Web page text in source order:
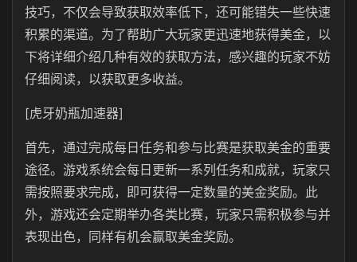
技巧，不仅会导致获取效率低下，还可能错失一些快速
积累的渠道。为了帮助广大玩家更迅速地获得美金，以
下将详细介绍几种有效的获取方法，感兴趣的玩家不妨
仔细阅读，以获取更多收益。
[虎牙奶瓶加速器]
首先，通过完成每日任务和参与比赛是获取美金的重要
途径。游戏系统会每日更新一系列任务和成就，玩家只
需按照要求完成，即可获得一定数量的美金奖励。此
外，游戏还会定期举办各类比赛，玩家只需积极参与并
表现出色，同样有机会赢取美金奖励。